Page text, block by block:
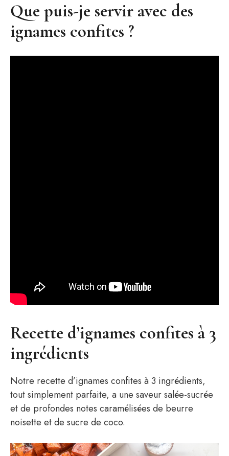
Que puis-je servir avec des
ignames confites ?
Recette d’ignames confites à 3
ingrédients
Notre recette d’ignames confites à 3 ingrédients,
tout simplement parfaite, a une saveur salée-sucrée
et de profondes notes caramélisées de beurre
noisette et de sucre de coco.